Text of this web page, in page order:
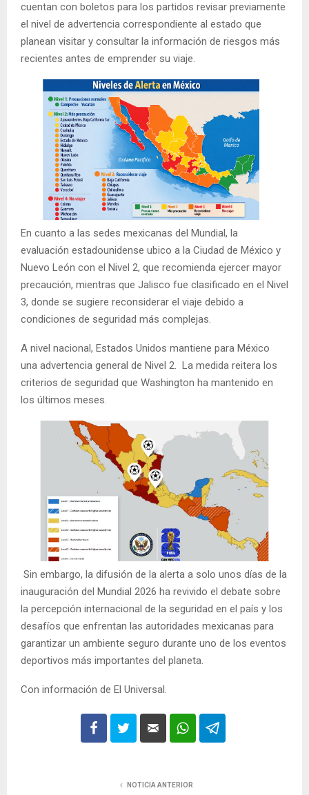
cuentan con boletos para los partidos revisar previamente
el nivel de advertencia correspondiente al estado que
planean visitar y consultar la información de riesgos más
recientes antes de emprender su viaje.
En cuanto a las sedes mexicanas del Mundial, la
evaluación estadounidense ubico a la Ciudad de México y
Nuevo León con el Nivel 2, que recomienda ejercer mayor
precaución, mientras que Jalisco fue clasificado en el Nivel
3, donde se sugiere reconsiderar el viaje debido a
condiciones de seguridad más complejas.
A nivel nacional, Estados Unidos mantiene para México
una advertencia general de Nivel 2. La medida reitera los
criterios de seguridad que Washington ha mantenido en
los últimos meses.
Sin embargo, la difusión de la alerta a solo unos días de la
inauguración del Mundial 2026 ha revivido el debate sobre
la percepción internacional de la seguridad en el país y los
desafíos que enfrentan las autoridades mexicanas para
garantizar un ambiente seguro durante uno de los eventos
deportivos más importantes del planeta.
Con información de El Universal.
NOTICIA ANTERIOR